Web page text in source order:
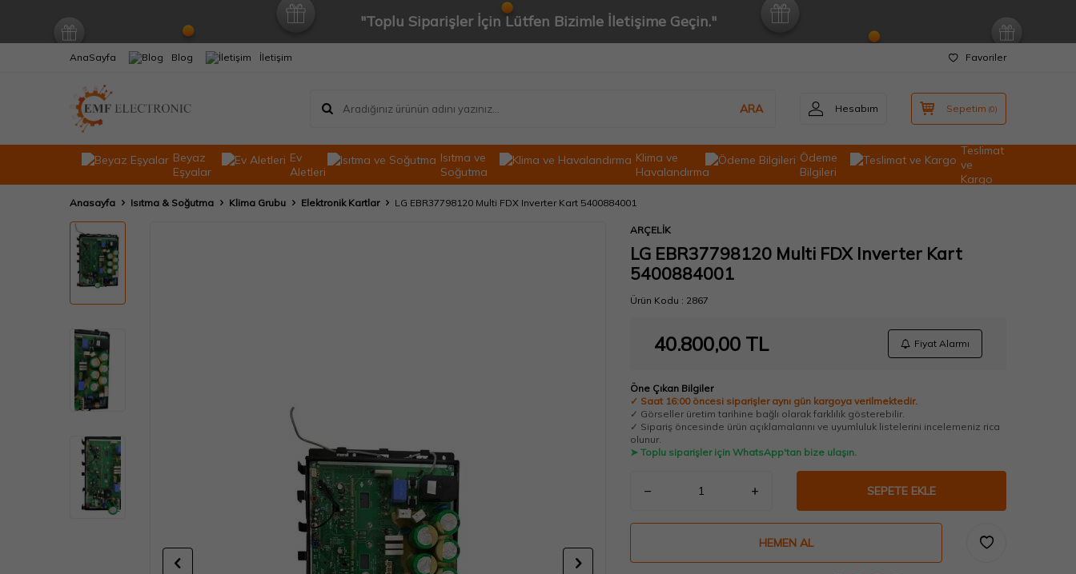
"Toplu Siparişler İçin Lütfen Bizimle İletişime Geçin."
AnaSayfa Blog İletişim Favoriler
ARA Hesabım Sepetim (0)
Beyaz
Eşyalar
Ev
Aletleri
Isıtma ve
Soğutma
Klima ve
Havalandırma
Ödeme
Bilgileri
Teslimat
ve
Kargo
Anasayfa Isıtma & Soğutma Klima Grubu Elektronik Kartlar LG EBR37798120 Multi FDX Inverter Kart 5400884001
ARÇELİK
LG EBR37798120 Multi FDX Inverter Kart
5400884001
Ürün Kodu : 2867
40.800,00 TL Fiyat Alarmı
Öne Çıkan Bilgiler
✓ Saat 16:00 öncesi siparişler aynı gün kargoya verilmektedir.
✓ Görseller üretim tarihine bağlı olarak farklılık gösterebilir.
✓ Sipariş öncesinde ürün açıklamalarını ve uyumluluk listelerini incelemeniz rica
olunur.
➤ Toplu siparişler için WhatsApp'tan bize ulaşın.
SEPETE EKLE
HEMEN AL